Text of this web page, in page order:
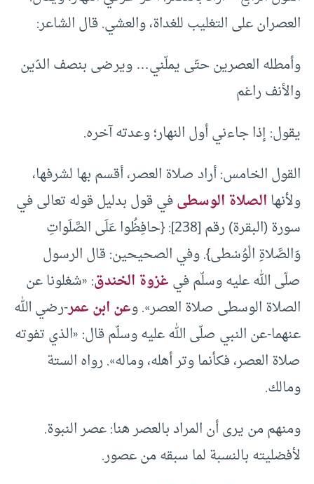
العصران على التغليب للغداة، والعشي. قال الشاعر:
وأمطله العصرين حتّى يملّني… ويرضى بنصف الدّين
والأنف راغم
يقول: إذا جاءني أول النهار؛ وعدته آخره.
القول الخامس: أراد صلاة العصر، أقسم بها لشرفها،
ولأنهاالصلاة الوسطىفي قول بدليل قوله تعالى في
سورة (البقرة) رقم [238]: {حافِظُوا عَلَى الصَّلَواتِ
وَالصَّلاةِ الْوُسْطى}. وفي الصحيحين: قال الرسول
صلّى الله عليه وسلّم فيغزوة الخندق: «شغلونا عن
الصلاة الوسطى صلاة العصر». وعن ابن عمر-رضي الله
عنهما-عن النبي صلّى الله عليه وسلّم قال: «الذي تفوته
صلاة العصر، فكأنما وتر أهله، وماله». رواه الستة
ومالك.
ومنهم من يرى أن المراد بالعصر هنا: عصر النبوة.
لأفضليته بالنسبة لما سبقه من عصور.